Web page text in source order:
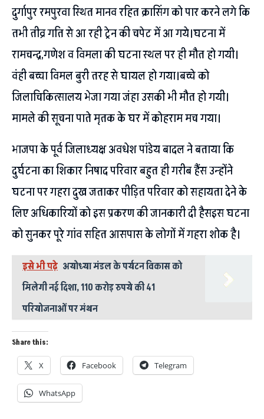
दुर्गापुर रमपुरवा स्थित मानव रहित क्रासिंग को पार करने लगे कि
तभी तीव्र गति से आ रही ट्रेन की चपेट में आ गये।घटना में
रामचन्द्र,गणेश व विमला की घटना स्थल पर ही मौत हो गयी।
वंही बच्चा विमल बुरी तरह से घायल हो गया।बच्चे को
जिलाचिकित्सालय भेजा गया जंहा उसकी भी मौत हो गयी।
मामले की सूचना पाते मृतक के घर में कोहराम मच गया।
भाजपा के पूर्व जिलाध्यक्ष अवधेश पांडेय बादल ने बताया कि
दुर्घटना का शिकार निषाद परिवार बहुत ही गरीब हैंस उन्होंने
घटना पर गहरा दुख जताकर पीड़ित परिवार को सहायता देने के
लिए अधिकारियों को इस प्रकरण की जानकारी दी हैसइस घटना
को सुनकर पूरे गांव सहित आसपास के लोगों में गहरा शोक है।
इसे भी पढ़े अयोध्या मंडल के पर्यटन विकास को
मिलेगी नई दिशा, 110 करोड़ रुपये की 41
परियोजनाओं पर मंथन
Share this:
X Facebook Telegram
WhatsApp